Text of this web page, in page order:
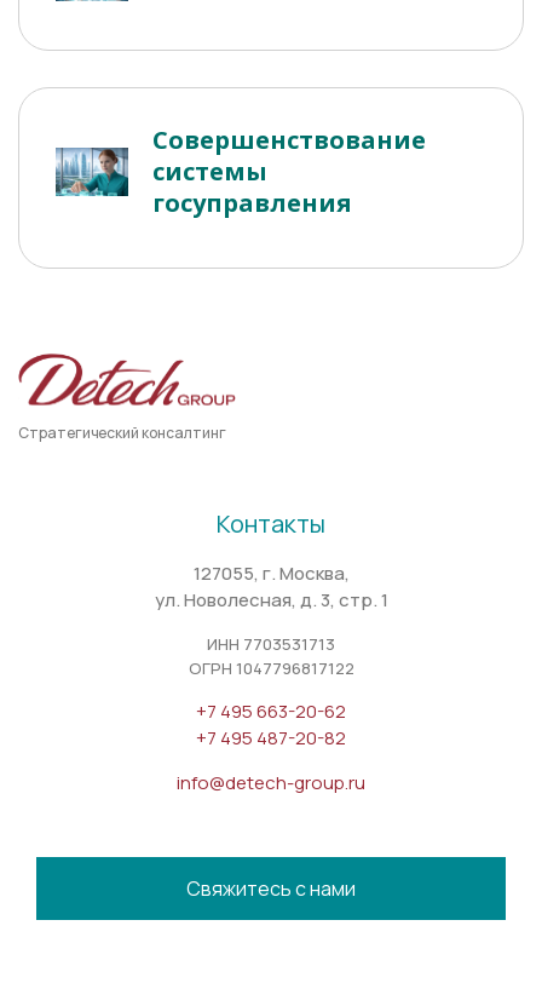
Совершенствование
системы
госуправления
Стратегический консалтинг
Контакты
127055, г. Москва,
ул. Новолесная, д. 3, стр. 1
ИНН 7703531713
ОГРН 1047796817122
+7 495 663-20-62
+7 495 487-20-82
info@detech-group.ru
Свяжитесь с нами